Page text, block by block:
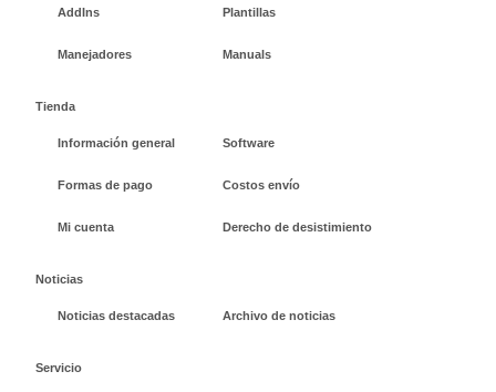
AddIns Plantillas
Manejadores Manuals
Tienda
Información general Software
Formas de pago Costos envío
Mi cuenta Derecho de desistimiento
Noticias
Noticias destacadas Archivo de noticias
Servicio